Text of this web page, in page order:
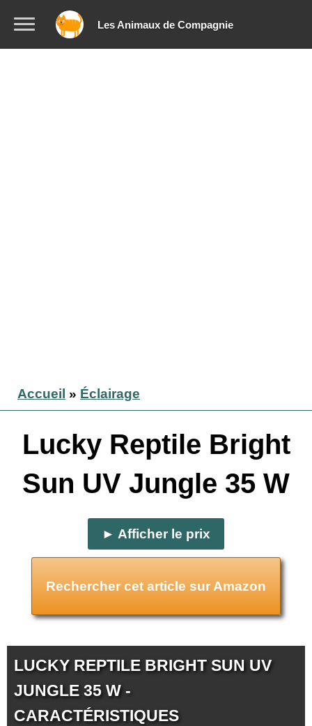
Les Animaux de Compagnie
Accueil » Éclairage
Lucky Reptile Bright
Sun UV Jungle 35 W
► Afficher le prix
Rechercher cet article sur Amazon
LUCKY REPTILE BRIGHT SUN UV
JUNGLE 35 W -
CARACTÉRISTIQUES